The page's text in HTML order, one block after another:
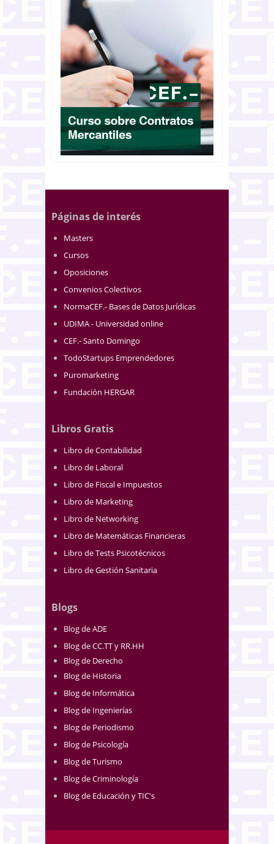
Páginas de interés
Masters
Cursos
Oposiciones
Convenios Colectivos
NormaCEF.- Bases de Datos Jurídicas
UDIMA - Universidad online
CEF.- Santo Domingo
TodoStartups Emprendedores
Puromarketing
Fundación HERGAR
Libros Gratis
Libro de Contabilidad
Libro de Laboral
Libro de Fiscal e Impuestos
Libro de Marketing
Libro de Networking
Libro de Matemáticas Financieras
Libro de Tests Psicotécnicos
Libro de Gestión Sanitaria
Blogs
Blog de ADE
Blog de CC.TT y RR.HH
Blog de Derecho
Blog de Historia
Blog de Informática
Blog de Ingenierías
Blog de Periodismo
Blog de Psicología
Blog de Turismo
Blog de Criminología
Blog de Educación y TIC's